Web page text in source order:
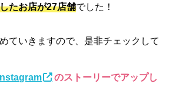
たお店が27店舗でした！
ていきますので、是非チェックして
のストーリーでアップし